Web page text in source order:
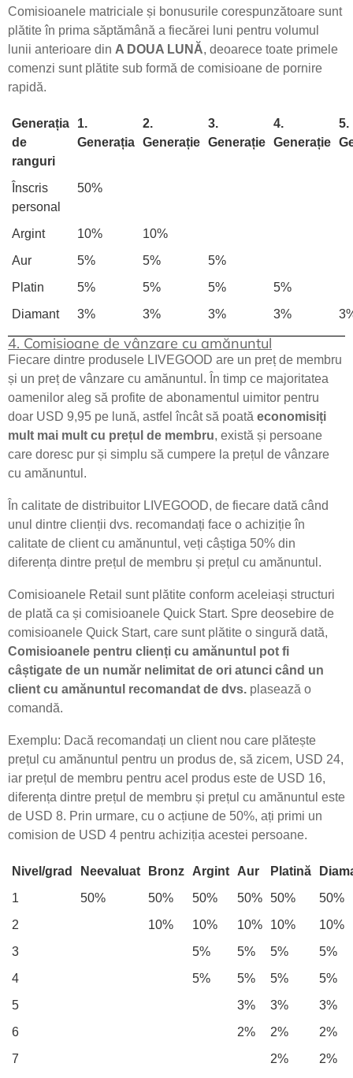
Comisioanele matriciale și bonusurile corespunzătoare sunt
plătite în prima săptămână a fiecărei luni pentru volumul
lunii anterioare din A DOUA LUNĂ, deoarece toate primele
comenzi sunt plătite sub formă de comisioane de pornire
rapidă.
Generația
de
ranguri
1.
Generația
2.
Generație
3.
Generație
4.
Generație
5.
Înscris
personal
50%
Argint 10%
10%
Aur
5% 5%
5%
Platin
5% 5% 5%
5%
Diamant
3% 3% 3% 3%
4. Comisioane de vânzare cu amănuntul
Fiecare dintre produsele LIVEGOOD are un preț de membru
și un preț de vânzare cu amănuntul. În timp ce majoritatea
oamenilor aleg să profite de abonamentul uimitor pentru
doar USD 9,95 pe lună, astfel încât să poată economisiți
mult mai mult cu prețul de membru, există și persoane
care doresc pur și simplu să cumpere la prețul de vânzare
cu amănuntul.
În calitate de distribuitor LIVEGOOD, de fiecare dată când
unul dintre clienții dvs. recomandați face o achiziție în
calitate de client cu amănuntul, veți câștiga 50% din
diferența dintre prețul de membru și prețul cu amănuntul.
Comisioanele Retail sunt plătite conform aceleiași structuri
de plată ca și comisioanele Quick Start. Spre deosebire de
comisioanele Quick Start, care sunt plătite o singură dată,
Comisioanele pentru clienți cu amănuntul pot fi
câștigate de un număr nelimitat de ori atunci când un
client cu amănuntul recomandat de dvs. plasează o
comandă.
Exemplu: Dacă recomandați un client nou care plătește
prețul cu amănuntul pentru un produs de, să zicem, USD 24,
iar prețul de membru pentru acel produs este de USD 16,
diferența dintre prețul de membru și prețul cu amănuntul este
de USD 8. Prin urmare, cu o acțiune de 50%, ați primi un
comision de USD 4 pentru achiziția acestei persoane.
Nivel/grad Neevaluat Bronz Argint Aur Platină
1
50% 50% 50% 50% 50%
50%
2
10% 10% 10% 10%
10%
3
5% 5% 5%
5%
4
5% 5% 5%
5%
5
3% 3%
3%
6
2% 2%
2%
7
2%
2%